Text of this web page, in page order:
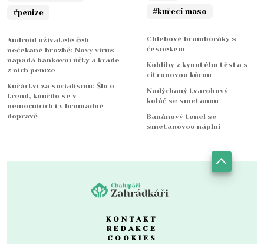
#penize
Android uživatelé čelí
nečekané hrozbě: Nový virus
napadá bankovní účty a krade
z nich peníze
Kuřáctví za socialismu: Šlo o
trend, kouřilo se v
nemocnicích i v hromadné
dopravě
#kuřecí maso
Chlebové bramboráky s
česnekem
Koblihy z kynutého těsta s
citronovou kůrou
Nadýchaný tvarohový
koláč se smetanou
Banánový tunel se
smetanovou náplní
KONTAKT
REDAKCE
COOKIES